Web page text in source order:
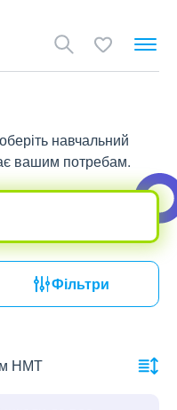
навчальний
вашим потребам.
Фільтри
НМТ